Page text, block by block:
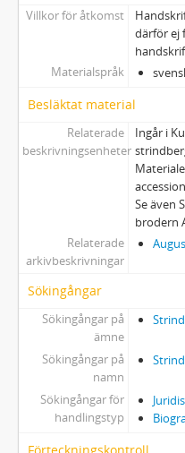
Villkor för åtkomst
därför ej
Materialspråk
Besläktat material
Relaterade
beskrivningsenheter
Ingår i
Se även
brodern
Relaterade
arkivbeskrivningar
Sökingångar
Sökingångar på
ämne
Sökingångar på
namn
Sökingångar för
handlingstyp
Förteckningskontroll